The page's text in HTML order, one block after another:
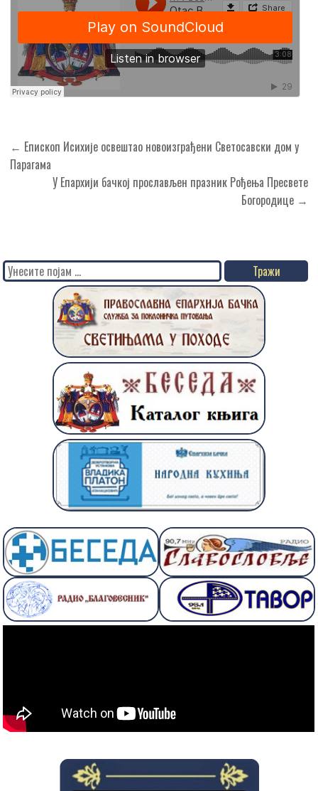
Кретање
чланка
← Епископ Исихије освештао новоизграђени Светосавски дом у
Парагама
У Епархији бачкој прослављен празник Рођења Пресвете
Богородице →
Search
for: